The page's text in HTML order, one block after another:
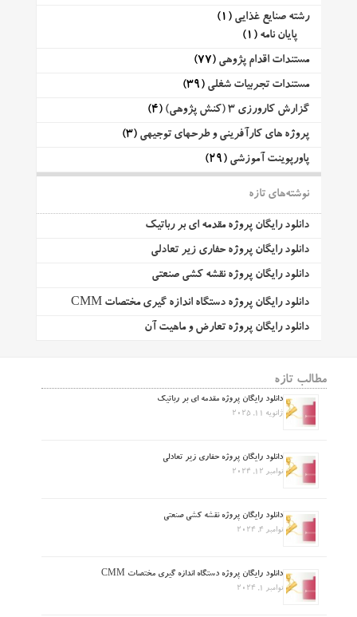
رشته صنایع غذایی (1)
پایان نامه (1)
مستندات اقدام پژوهی (77)
مستندات تجربیات شغلی (39)
گزارش کارورزی 3 (کنش پژوهی)
(4)
پروژه های کارآفرینی و طرحهای توجیهی (3)
پاورپوینت آموزشی (29)
نوشته‌های تازه
دانلود رایگان پروژه مقدمه ای بر رباتیک
دانلود رایگان پروژه حفاری زیر تعادلی
دانلود رایگان پروژه نقشه کشی صنعتی
دانلود رایگان پروژه دستگاه اندازه گیری مختصات CMM
دانلود رایگان پروژه تعارض و ماهیت آن
مطالب تازه
دانلود رایگان پروژه مقدمه ای بر رباتیک
ژانویه 11, 2025
دانلود رایگان پروژه حفاری زیر تعادلی
نوامبر 12, 2024
دانلود رایگان پروژه نقشه کشی صنعتی
نوامبر 4, 2024
دانلود رایگان پروژه دستگاه اندازه گیری مختصات CMM
نوامبر 1, 2024